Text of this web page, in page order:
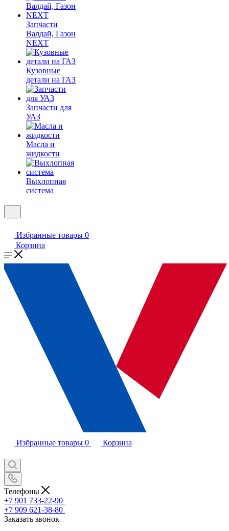
Запчасти
Валдай, Газон
NEXT
Кузовные
детали на ГАЗ
Запчасти для
УАЗ
Масла и
жидкости
Выхлопная
система
Избранные товары 0
Корзина
Избранные товары 0 Корзина
Телефоны
+7 901 733-22-90
+7 909 621-38-80
Заказать звонок